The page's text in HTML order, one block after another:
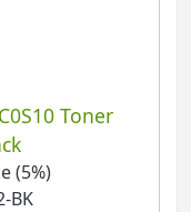
Toner
(5%)
BK